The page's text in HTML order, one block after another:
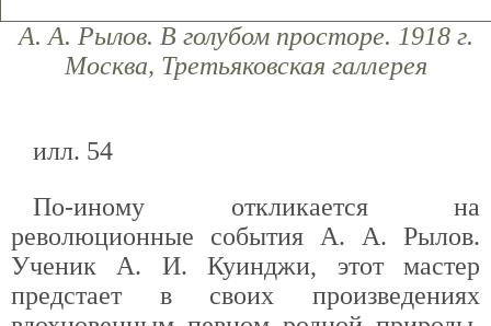
А. А. Рылов. В голубом просторе. 1918 г.
Москва, Третьяковская галлерея
илл. 54
По-иному откликается на
революционные события А. А. Рылов.
Ученик А. И. Куинджи, этот мастер
предстает в своих произведениях